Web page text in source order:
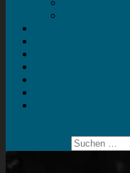
Suchen
nach: